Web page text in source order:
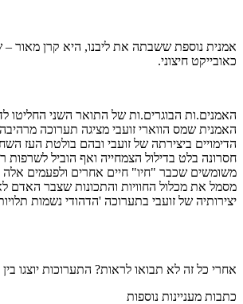
כאובייקט חיצוני.
האמנים.ות הבוגרים.ות של התואר השני החליטו
האמנית שמס הווארי זועבי מציגה תערוכה
חסרונה בלט בדילול הצמחייה ואף הוביל
משומשים שכבר "חיו" חיים אחרים ולפעמים
מסמל את מכלול החוויות והתכונות שצבר האדם
יצירותיה של זועבי בתערוכה 'הדהודי נשמות
אחרי כל זה לא תבואו לראות? התערוכות יוצגו בין התאריכים 11.07 –
כתבות מעניינות נוספות